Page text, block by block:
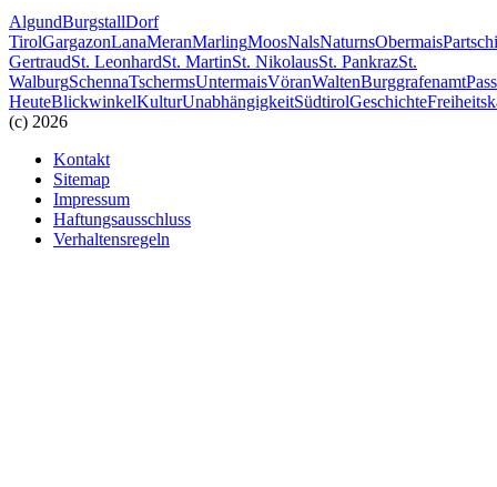
AlgundBurgstallDorf
TirolGargazonLanaMeranMarlingMoosNalsNaturnsObermais
GertraudSt. LeonhardSt. MartinSt. NikolausSt. PankrazSt.
WalburgSchennaTschermsUntermaisVöranWaltenBurggrafenamt
HeuteBlickwinkelKulturUnabhängigkeitSüdtirolGeschichte
(c) 2026
Kontakt
Sitemap
Impressum
Haftungsausschluss
Verhaltensregeln